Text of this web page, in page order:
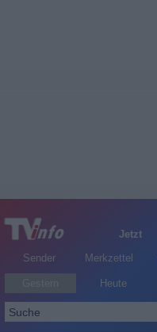
Jetzt
Sender
Merkzettel
Heute